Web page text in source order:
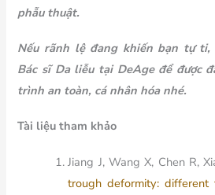
phẫu thuật.
Nếu rãnh lệ đang khiến bạn tự ti,
Bác sĩ Da liễu tại DeAge để được
trình an toàn, cá nhân hóa nhé.
Tài liệu tham khảo
Jiang J, Wang X, Chen R,
trough deformity: